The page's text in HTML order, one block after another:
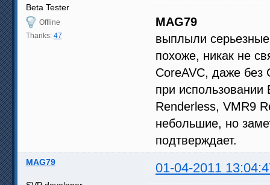
Beta Tester
Offline
Thanks: 47
MAG79
выплыли
похоже, никак не
CoreAVC, даже без
при
Renderless, VMR9
небольшие, но
подтверждает.
MAG79 01-04-2011